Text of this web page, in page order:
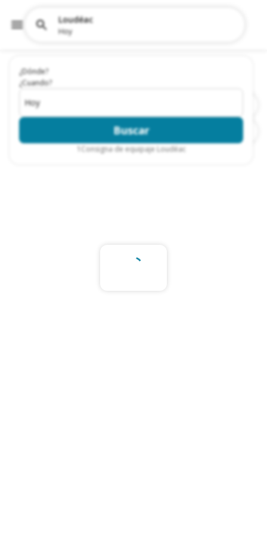
¿Dónde?
¿Cuando?
Hoy
Buscar
Consigna de equipaje Loudéac
Loudéac
Hoy